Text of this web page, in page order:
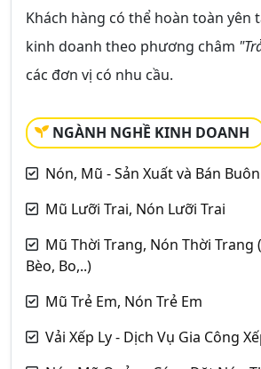
Khách hàng có thể hoàn toàn yên
kinh doanh theo phương châm
các đơn vị có nhu cầu.
NGÀNH NGHỀ KINH DOANH
Nón, Mũ - Sản Xuất và Bán Buôn
Mũ Lưỡi Trai, Nón Lưỡi Trai
Mũ Thời Trang, Nón Thời Trang
Bèo, Bo,..)
Mũ Trẻ Em, Nón Trẻ Em
Vải Xếp Ly - Dịch Vụ Gia Công